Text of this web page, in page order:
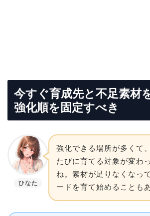
今すぐ育成先と不足素材
強化順を固定すべき
ひなた
強化できる場所が多くて
たびに育てる対象が変わ
ね。素材が足りなくなっ
ードを育て始めることも